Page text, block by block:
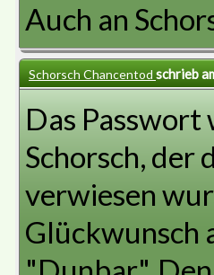
Auch an
Schorsch Chancentod schrieb
Das
Schorsch, der
verwiesen
Glückwunsch